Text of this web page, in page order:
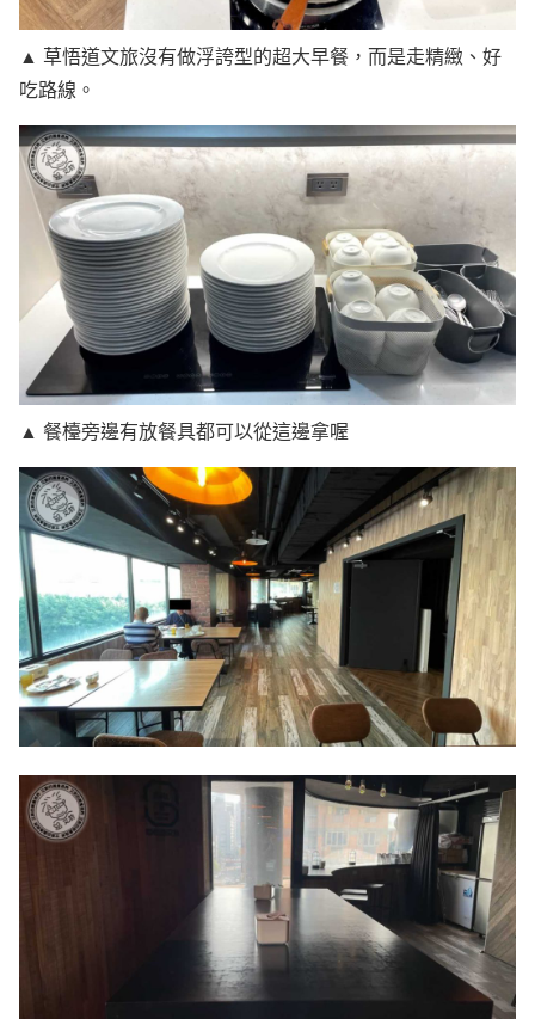
▲ 草悟道文旅沒有做浮誇型的超大早餐，而是走精緻、好
吃路線。
▲ 餐檯旁邊有放餐具都可以從這邊拿喔